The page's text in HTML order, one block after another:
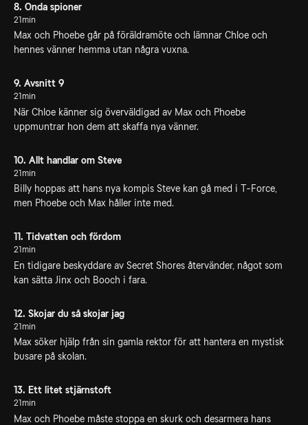
8. Onda spioner
21min
Max och Phoebe går på föräldramöte och lämnar Chloe och
hennes vänner hemma utan några vuxna.
9. Avsnitt 9
21min
När Chloe känner sig överväldigad av Max och Phoebe
uppmuntrar hon dem att skaffa nya vänner.
10. Allt handlar om Steve
21min
Billy hoppas att hans nya kompis Steve kan gå med i T-Force,
men Phoebe och Max håller inte med.
11. Tidvatten och fördom
21min
En tidigare beskyddare av Secret Shores återvänder, något som
kan sätta Jinx och Booch i fara.
12. Skojar du så skojar jag
21min
Max söker hjälp från sin gamla rektor för att hantera en mystisk
busare på skolan.
13. Ett litet stjärnstoft
21min
Max och Phoebe måste stoppa en skurk och desarmera hans